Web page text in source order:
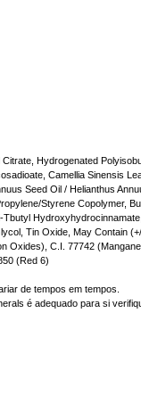
Hydrogenated
Camellia Sinensis
Seed Oil / Helianthus
Styrene Copolymer,
Tin Oxide, May Contain
Oxides), C.I. 77742
(Red 6)
de tempos em tempos.
é adequado para si